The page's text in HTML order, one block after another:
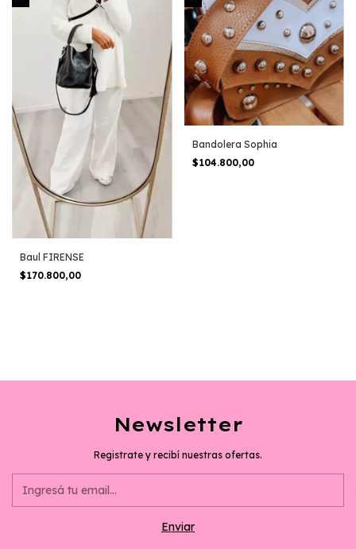
Baul FIRENSE
$170.800,00
Bandolera Sophia
$104.800,00
Newsletter
Registrate y recibí nuestras ofertas.